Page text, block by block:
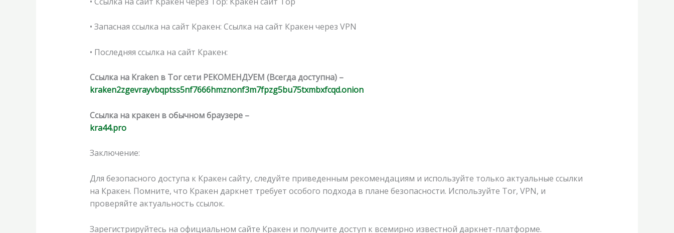
• Запасная ссылка на сайт Кракен: Ссылка на сайт Кракен через VPN
• Последняя ссылка на сайт Кракен:
Ссылка на Kraken в Tor сети РЕКОМЕНДУЕМ (Всегда доступна) –
kraken2zgevrayvbqptss5nf7666hmznonf3m7fpzg5bu75txmbxfcqd.onion
Ссылка на кракен в обычном браузере –
kra44.pro
Заключение:
Для безопасного доступа к Кракен сайту, следуйте приведенным рекомендациям и используйте только актуальные ссылки
на Кракен. Помните, что Кракен даркнет требует особого подхода в плане безопасности. Используйте Tor, VPN, и
проверяйте актуальность ссылок.
Зарегистрируйтесь на официальном сайте Кракен и получите доступ к всемирно известной даркнет-платформе.